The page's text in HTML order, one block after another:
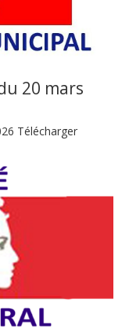
20 mars
Télécharger